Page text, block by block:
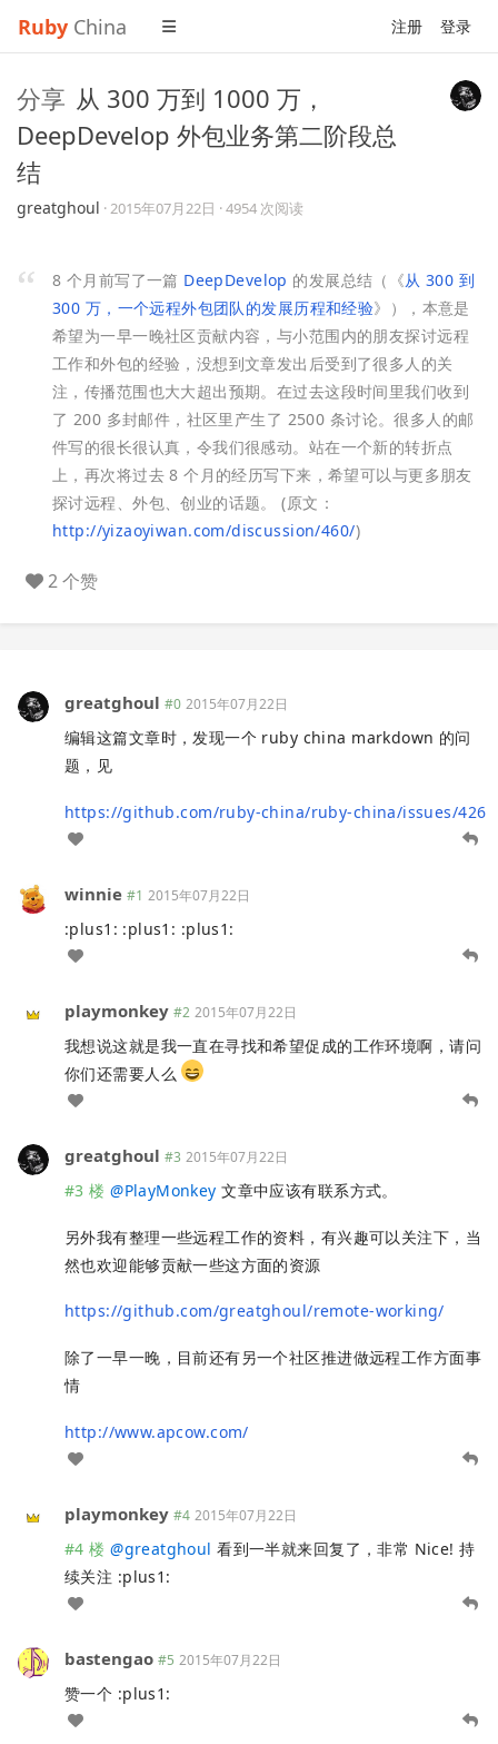
Ruby China 注册 登录
分享 从 300 万到 1000 万，
DeepDevelop 外包业务第二阶段总
结
greatghoul ·2015年07月22日 · 4954 次阅读
8 个月前写了一篇 DeepDevelop 的发展总结（《从 300 到
300 万，一个远程外包团队的发展历程和经验》），本意是
希望为一早一晚社区贡献内容，与小范围内的朋友探讨远程
工作和外包的经验，没想到文章发出后受到了很多人的关
注，传播范围也大大超出预期。在过去这段时间里我们收到
了 200 多封邮件，社区里产生了 2500 条讨论。很多人的邮
件写的很长很认真，令我们很感动。站在一个新的转折点
上，再次将过去 8 个月的经历写下来，希望可以与更多朋友
探讨远程、外包、创业的话题。
(原文：
http://yizaoyiwan.com/discussion/460/)
2 个赞
greatghoul #0 2015年07月22日
编辑这篇文章时，发现一个 ruby china markdown 的问
题，见
https://github.com/ruby-china/ruby-china/issues/426
winnie #1 2015年07月22日
:plus1: :plus1: :plus1:
playmonkey #2 2015年07月22日
我想说这就是我一直在寻找和希望促成的工作环境啊，请问
你们还需要人么
greatghoul #3 2015年07月22日
#3 楼 @PlayMonkey 文章中应该有联系方式。
另外我有整理一些远程工作的资料，有兴趣可以关注下，当
然也欢迎能够贡献一些这方面的资源
https://github.com/greatghoul/remote-working/
除了一早一晚，目前还有另一个社区推进做远程工作方面事
情
http://www.apcow.com/
playmonkey #4 2015年07月22日
#4 楼 @greatghoul 看到一半就来回复了，非常 Nice! 持
续关注 :plus1:
bastengao #5 2015年07月22日
赞一个 :plus1: